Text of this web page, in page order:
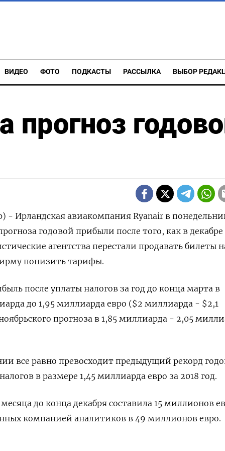
ВИДЕО ФОТО ПОДКАСТЫ РАССЫЛКА ВЫБОР
прогноз
- Ирландская авиакомпания Ryanair в
годовой прибыли после того, как в декабре
агентства перестали продавать билеты
понизить тарифы.
после уплаты налогов за год до конца марта в
до 1,95 миллиарда евро ($2 миллиарда - $2,1
прогноза в 1,85 миллиарда - 2,05
все равно превосходит предыдущий рекорд
в размере 1,45 миллиарда евро за 2018 год.
до конца декабря составила 15 миллионов
компанией аналитиков в 49 миллионов евро.